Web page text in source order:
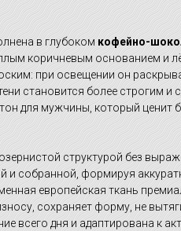
в глубоком кофейно-
коричневым основанием и
при освещении он
становится более строгим и
для мужчины, который ценит
структурой без
и собранной, формируя
европейская ткань
сохраняет форму, не
всего дня и адаптирована к